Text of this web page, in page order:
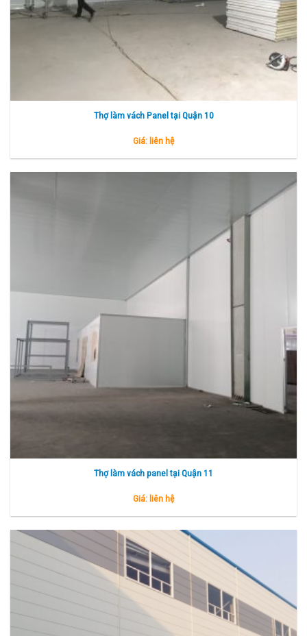
Thợ làm vách Panel tại Quận 10
Giá: liên hệ
Thợ làm vách panel tại Quận 11
Giá: liên hệ